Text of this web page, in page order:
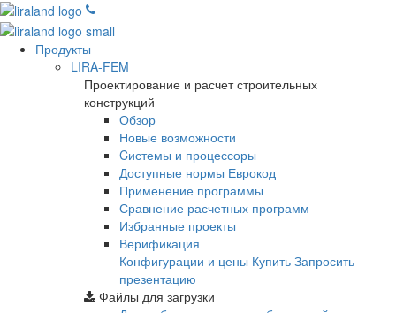
Продукты
LIRA-FEM
Проектирование и расчет строительных
конструкций
Обзор
Новые возможности
Cистемы и процессоры
Доступные нормы Еврокод
Применение программы
Сравнение расчетных программ
Избранные проекты
Верификация
Конфигурации и цены Купить Запросить
презентацию
Файлы для загрузки